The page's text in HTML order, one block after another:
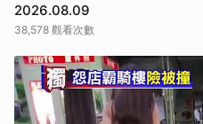
2026.08.09
38,578 觀看次數